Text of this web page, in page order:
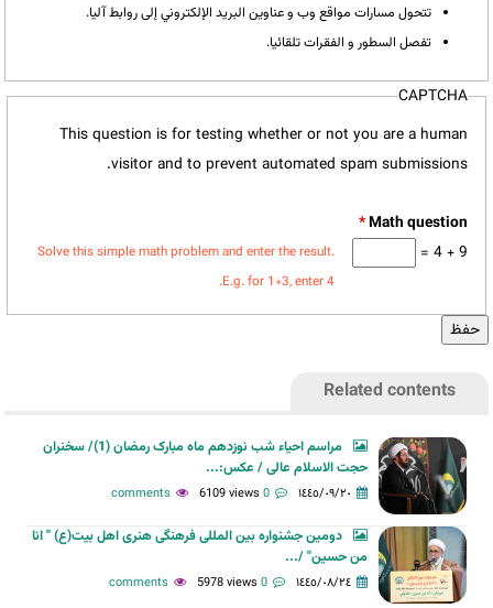
تتحول مسارات مواقع وب و عناوين البريد الإلكتروني إلى روابط آليا.
تفصل السطور و الفقرات تلقائيا.
CAPTCHA
This question is for testing whether or not you are a human
visitor and to prevent automated spam submissions.
*
9 + 4 =
Solve this simple math problem and enter the result.
E.g. for 1+3, enter 4.
Related contents
مراسم احیاء شب نوزدهم ماه مبارک رمضان (1)/ سخنران
حجت الاسلام عالی / عکس:...
١٤٤٥/٠٩/٢٠ 0 comments
6109 views
دومین جشنواره بین المللی فرهنگی هنری اهل بیت(ع) " انا
من حسین" /...
١٤٤٥/٠٨/٢٤ 0 comments
5978 views